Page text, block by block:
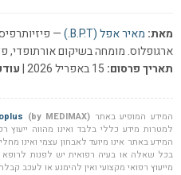
מאת: מאיר אפל (B.P.T.)
—
ארגופלוס. מומחה בשיקום אורתופדי,
תאריך פרסום:
המידע המופיע באתר (by MEDIMAX)
למטרות מידע כללי בלבד ואינו מהווה ייעוץ
המידע באתר אינו מיועד לאבחון עצמי ואינו
בכל שאלה או בעיה רפואית יש לפנות
מייעוץ רפואי מקצועי ואין להימנע או לעכב